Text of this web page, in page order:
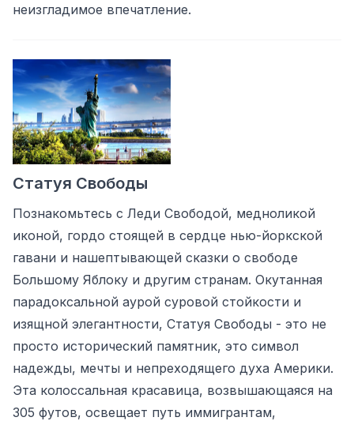
неизгладимое впечатление.
Статуя Свободы
Познакомьтесь с Леди Свободой, медноликой
иконой, гордо стоящей в сердце нью-йоркской
гавани и нашептывающей сказки о свободе
Большому Яблоку и другим странам. Окутанная
парадоксальной аурой суровой стойкости и
изящной элегантности, Статуя Свободы - это не
просто исторический памятник, это символ
надежды, мечты и непреходящего духа Америки.
Эта колоссальная красавица, возвышающаяся на
305 футов, освещает путь иммигрантам,